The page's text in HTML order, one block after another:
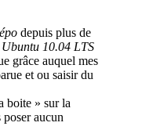
depuis plus de
Ubuntu 10.04 LTS
grâce auquel mes
et ou saisir du
boite » sur la
poser aucun